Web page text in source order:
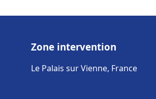
Zone intervention
Le Palais sur Vienne, France